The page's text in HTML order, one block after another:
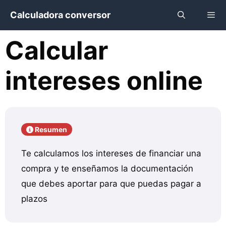
contenido
Calculadora conversor
Calcular
intereses online
Resumen
Te calculamos los intereses de financiar una
compra y te enseñamos la documentación
que debes aportar para que puedas pagar a
plazos